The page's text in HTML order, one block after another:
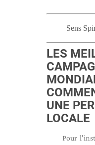
Sens
LES
UNE
LOCALE
Pour